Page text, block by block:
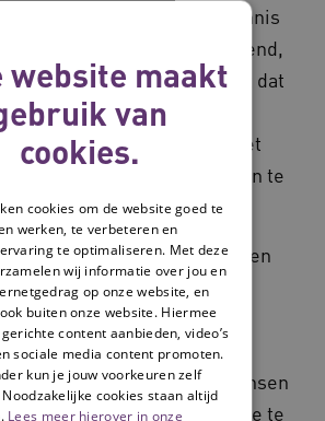
wisselen en onderling kennis
inspirerend en stimulerend,
voor wie het soms voelt dat
hun organisatie met dit
‘Het is een motortje om het
houden en mij te voeden en te
vanuit zijn of haar eigen
knelpunten bij inclusief
je bijvoorbeeld het
als het gaat om
En hoe spreek je mensen
gedrag zonder de relatie te
website maakt
van
cookies.
cookies om de website goed te
werken, te verbeteren en
te optimaliseren. Met deze
wij informatie over jou en
op onze website, en
buiten onze website. Hiermee
content aanbieden, video’s
sociale media content promoten.
kun je jouw voorkeuren zelf
cookies staan altijd
Lees meer hierover in onze